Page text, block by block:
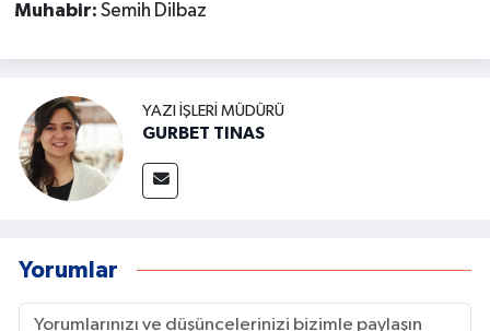
Muhabir: Semih Dilbaz
YAZI İŞLERI MÜDÜRÜ
GURBET TINAS
Yorumlar